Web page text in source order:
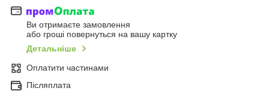
Ви отримаєте замовлення
або гроші повернуться на вашу картку
Детальніше
Оплатити частинами
Післяплата